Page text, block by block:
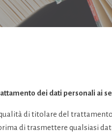
dei dati personali ai
qualità di titolare del
di trasmettere qualsiasi